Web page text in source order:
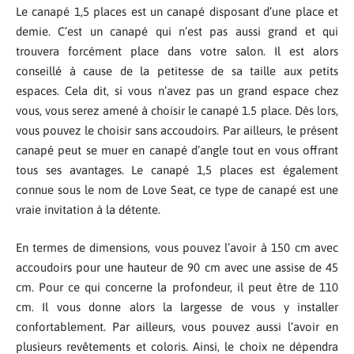
Le canapé 1,5 places est un canapé disposant d’une place et
demie. C’est un canapé qui n’est pas aussi grand et qui
trouvera forcément place dans votre salon. Il est alors
conseillé à cause de la petitesse de sa taille aux petits
espaces. Cela dit, si vous n’avez pas un grand espace chez
vous, vous serez amené à choisir le canapé 1.5 place. Dès lors,
vous pouvez le choisir sans accoudoirs. Par ailleurs, le présent
canapé peut se muer en canapé d’angle tout en vous offrant
tous ses avantages. Le canapé 1,5 places est également
connue sous le nom de Love Seat, ce type de canapé est une
vraie invitation à la détente.
En termes de dimensions, vous pouvez l’avoir à 150 cm avec
accoudoirs pour une hauteur de 90 cm avec une assise de 45
cm. Pour ce qui concerne la profondeur, il peut être de 110
cm. Il vous donne alors la largesse de vous y installer
confortablement. Par ailleurs, vous pouvez aussi l’avoir en
plusieurs revêtements et coloris. Ainsi, le choix ne dépendra